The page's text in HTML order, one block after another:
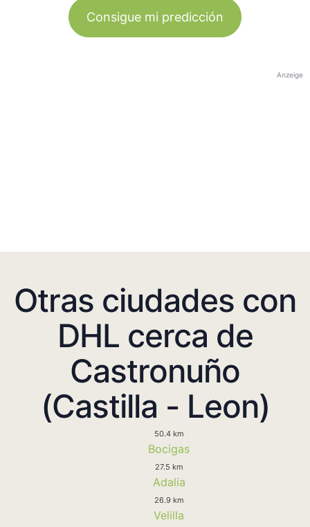
Consigue mi predicción
Anzeige
Otras ciudades con
DHL cerca de
Castronuño
(Castilla - Leon)
50.4 km
Bocigas
27.5 km
Adalia
26.9 km
Velilla